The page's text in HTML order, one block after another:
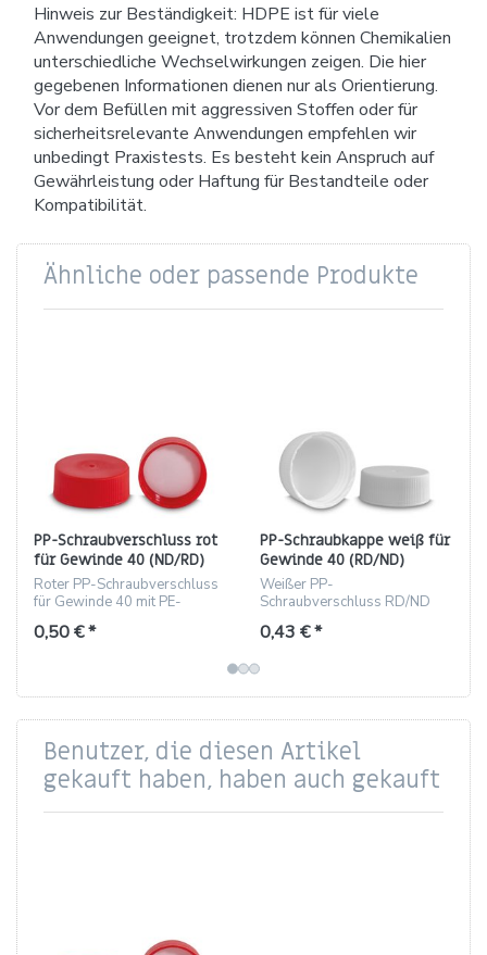
Hinweis zur Beständigkeit: HDPE ist für viele
Anwendungen geeignet, trotzdem können Chemikalien
unterschiedliche Wechselwirkungen zeigen. Die hier
gegebenen Informationen dienen nur als Orientierung.
Vor dem Befüllen mit aggressiven Stoffen oder für
sicherheitsrelevante Anwendungen empfehlen wir
unbedingt Praxistests. Es besteht kein Anspruch auf
Gewährleistung oder Haftung für Bestandteile oder
Kompatibilität.
Ähnliche oder passende Produkte
PP-Schraubverschluss rot
für Gewinde 40 (ND/RD)
mit PE-Schaumeinlage
Roter PP-Schraubverschluss
für Gewinde 40 mit PE-
mm.
0,50 € *
PP-Schraubkappe weiß für
Gewinde 40 (RD/ND)
Weißer PP-
Schraubverschluss RD/ND
Schaumeinlage.
0,43 € *
Benutzer, die diesen Artikel
gekauft haben, haben auch gekauft